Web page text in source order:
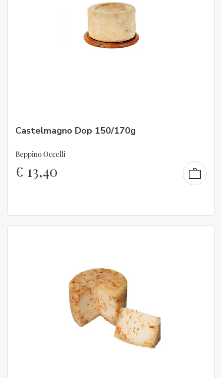
Castelmagno Dop 150/170g
Beppino Occelli
€ 13,40